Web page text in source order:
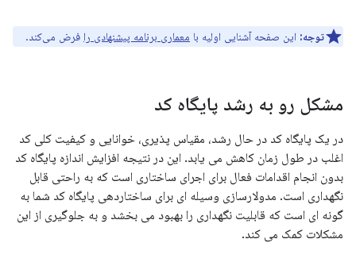
توجه: این صفحه آشنایی اولیه با معماری برنامه پیشنهادی را فرض می‌کند.
مشکل رو به رشد پایگاه کد
در یک پایگاه کد در حال رشد، مقیاس پذیری، خوانایی و کیفیت کلی کد
اغلب در طول زمان کاهش می یابد. این در نتیجه افزایش اندازه پایگاه کد
بدون انجام اقدامات فعال برای اجرای ساختاری است که به راحتی قابل
نگهداری است. مدولارسازی وسیله ای برای ساختاردهی پایگاه کد شما به
گونه ای است که قابلیت نگهداری را بهبود می بخشد و به جلوگیری از این
مشکلات کمک می کند.